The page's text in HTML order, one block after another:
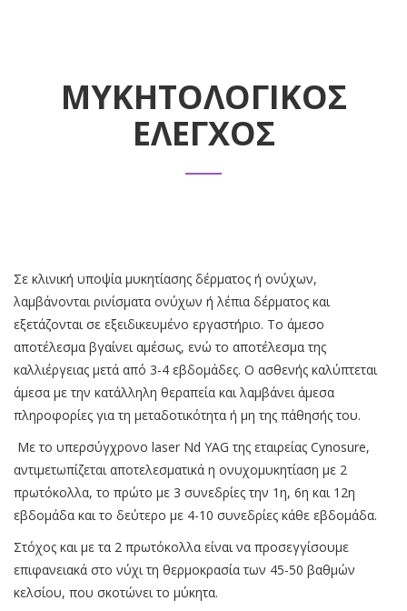
ΜΥΚΗΤΟΛΟΓΙΚΟΣ
ΕΛΕΓΧΟΣ
Σε κλινική υποψία μυκητίασης δέρματος ή ονύχων,
λαμβάνονται ρινίσματα ονύχων ή λέπια δέρματος και
εξετάζονται σε εξειδικευμένο εργαστήριο. Το άμεσο
αποτέλεσμα βγαίνει αμέσως, ενώ το αποτέλεσμα της
καλλιέργειας μετά από 3-4 εβδομάδες. Ο ασθενής καλύπτεται
άμεσα με την κατάλληλη θεραπεία και λαμβάνει άμεσα
πληροφορίες για τη μεταδοτικότητα ή μη της πάθησής του.
Με το υπερσύγχρονο laser Nd YAG της εταιρείας Cynosure,
αντιμετωπίζεται αποτελεσματικά η ονυχομυκητίαση με 2
πρωτόκολλα, το πρώτο με 3 συνεδρίες την 1η, 6η και 12η
εβδομάδα και το δεύτερο με 4-10 συνεδρίες κάθε εβδομάδα.
Στόχος και με τα 2 πρωτόκολλα είναι να προσεγγίσουμε
επιφανειακά στο νύχι τη θερμοκρασία των 45-50 βαθμών
κελσίου, που σκοτώνει το μύκητα.